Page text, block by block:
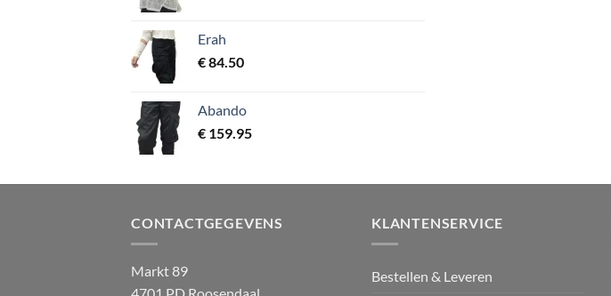
Erah
€84.50
Abando
€ 159.95
CONTACTGEGEVENS
Markt 89
KLANTENSERVICE
Bestellen & Leveren